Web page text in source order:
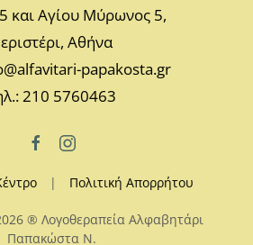
και Αγίου Μύρωνος 5,
Αθήνα
papakosta.gr
210 5760463
| Πολιτική Απορρήτου
® Λογοθεραπεία Αλφαβητάρι
Παπακώστα N.